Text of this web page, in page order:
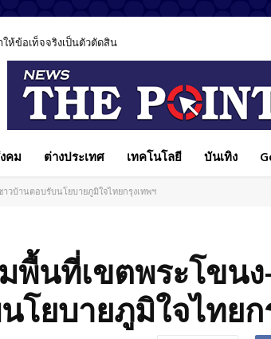
ห้ข้อเท็จจริงเป็นตัวตัดสิน
คม ต่างประเทศ เทคโนโลยี บันเทิง
บ้านตอบรับนโยบายภูมิใจไทยกรุงเทพฯ
พื้นที่เขตพระโขน
ยบายภูมิใจไทยก